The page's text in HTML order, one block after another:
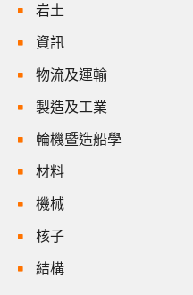
岩土
資訊
物流及運輸
製造及工業
輪機暨造船學
材料
機械
核子
結構